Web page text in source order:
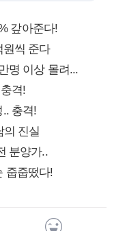
갚아준다!
원씩 준다
명 이상 몰려...
격!
충격!
의 진실
분양가..
줍줍떴다!